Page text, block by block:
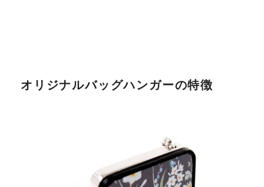
オリジナルバッグハンガーの特徴